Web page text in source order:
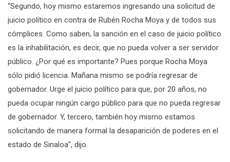
“Segundo, hoy mismo estaremos ingresando una solicitud de
juicio político en contra de Rubén Rocha Moya y de todos sus
cómplices. Como saben, la sanción en el caso de juicio político
es la inhabilitación, es decir, que no pueda volver a ser servidor
público. ¿Por qué es importante? Pues porque Rocha Moya
sólo pidió licencia. Mañana mismo se podría regresar de
gobernador. Urge el juicio político para que, por 20 años, no
pueda ocupar ningún cargo público para que no pueda regresar
de gobernador. Y, tercero, también hoy mismo estamos
solicitando de manera formal la desaparición de poderes en el
estado de Sinaloa”, dijo.